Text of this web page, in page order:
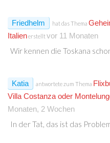
Friedhelm hat das Thema
Italienerstellt vor 11 Monaten
Wir kennen die Toskana
Katia antwortete zum Thema
Villa Costanza oder
Monaten, 2 Wochen
In der Tat, das ist das